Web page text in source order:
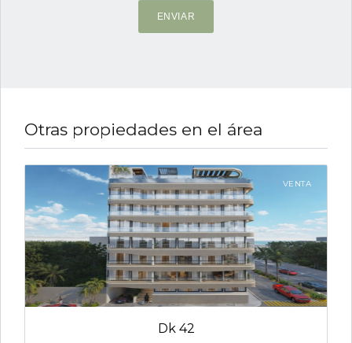
ENVIAR
Otras propiedades en el área
VENTA
Dk 42